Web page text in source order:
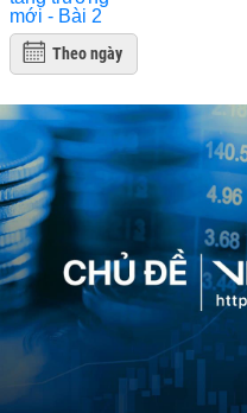
Theo ngày